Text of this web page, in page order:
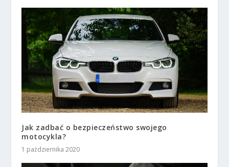
Jak zadbać o bezpieczeństwo swojego
motocykla?
1 października 2020